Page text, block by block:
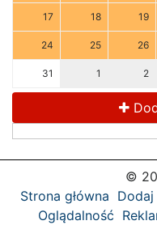
17 18 19
24 25 26
31 1 2
©
Strona główna
Oglądalność